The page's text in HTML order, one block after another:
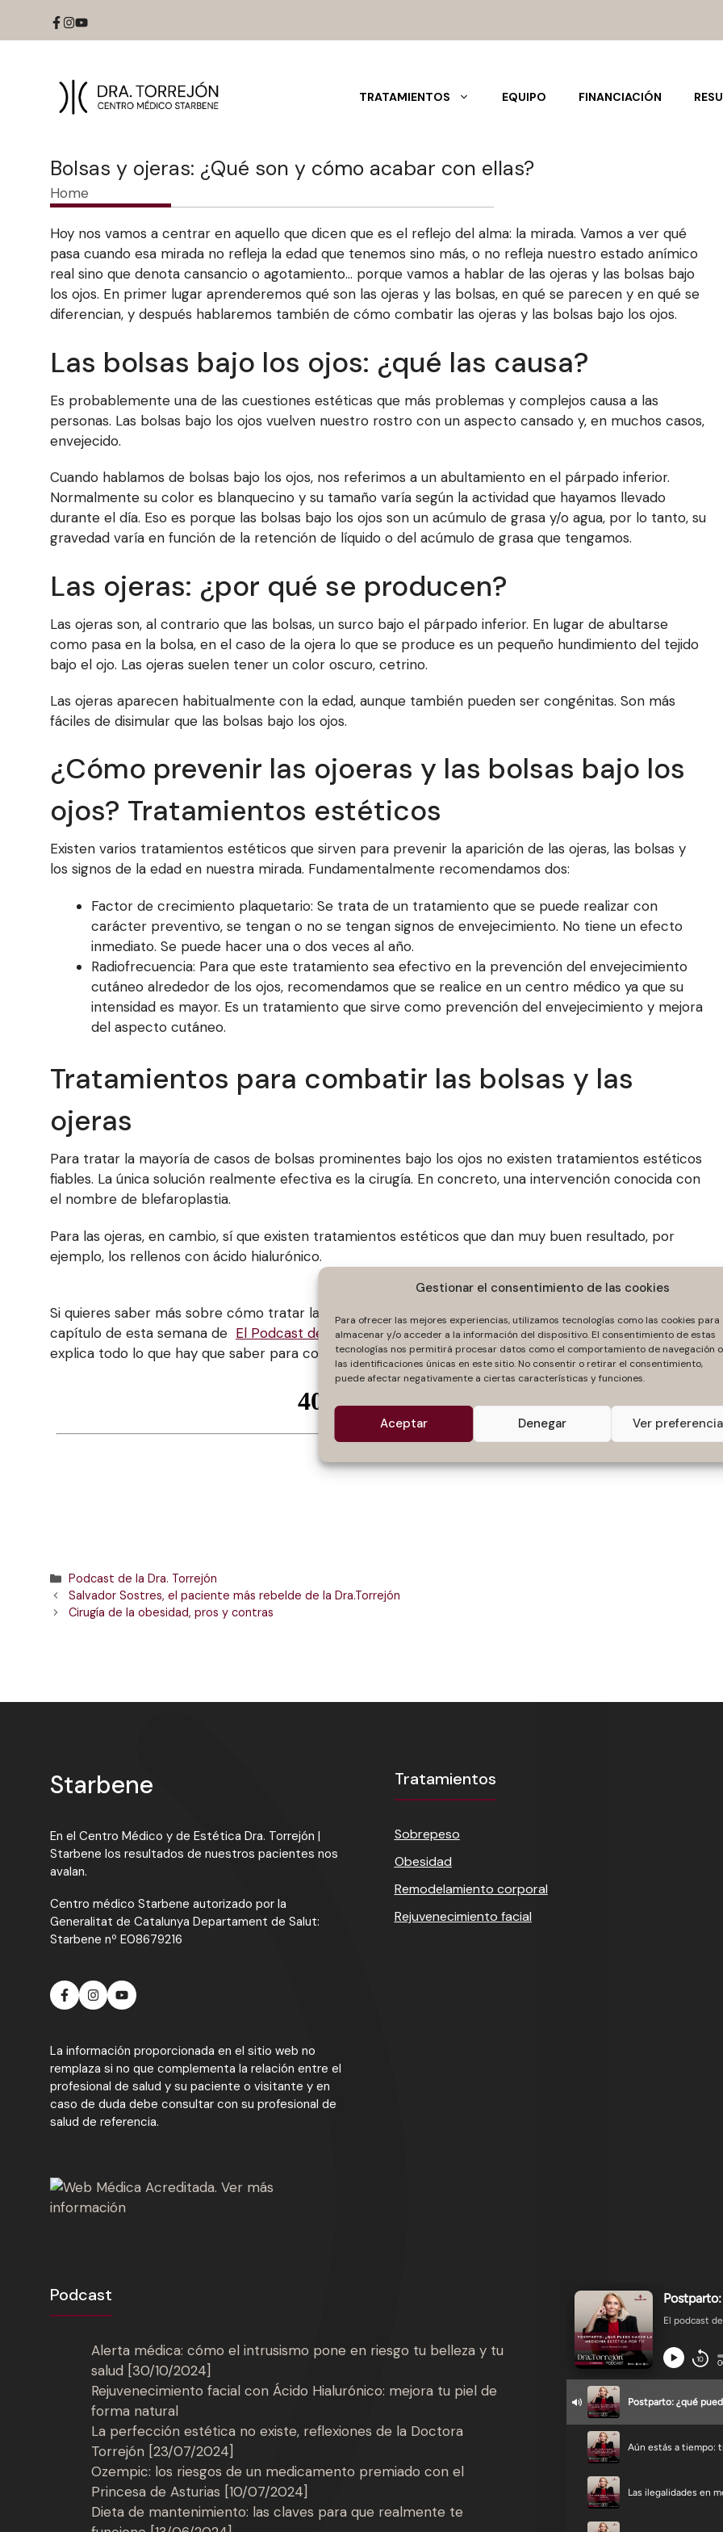
Gestionar el consentimiento de las cookies
Para ofrecer las mejores experiencias, utilizamos tecnologías como las cookies para
almacenar y/o acceder a la información del dispositivo. El consentimiento de estas
tecnologías nos permitirá procesar datos como el comportamiento de navegación o
las identificaciones únicas en este sitio. No consentir o retirar el consentimiento,
puede afectar negativamente a ciertas características y funciones.
Aceptar Denegar Ver
TRATAMIENTOS EQUIPO FINANCIACIÓN
Bolsas y ojeras: ¿Qué son y cómo acabar con ellas?
Home
Hoy nos vamos a centrar en aquello que dicen que es el reflejo del alma: la mirada. Vamos a ver qué
pasa cuando esa mirada no refleja la edad que tenemos sino más, o no refleja nuestro estado anímico
real sino que denota cansancio o agotamiento… porque vamos a hablar de las ojeras y las bolsas bajo
los ojos. En primer lugar aprenderemos qué son las ojeras y las bolsas, en qué se parecen y en qué se
diferencian, y después hablaremos también de cómo combatir las ojeras y las bolsas bajo los ojos.
Las bolsas bajo los ojos: ¿qué las causa?
Es probablemente una de las cuestiones estéticas que más problemas y complejos causa a las
personas. Las bolsas bajo los ojos vuelven nuestro rostro con un aspecto cansado y, en muchos casos,
envejecido.
Cuando hablamos de bolsas bajo los ojos, nos referimos a un abultamiento en el párpado inferior.
Normalmente su color es blanquecino y su tamaño varía según la actividad que hayamos llevado
durante el día. Eso es porque las bolsas bajo los ojos son un acúmulo de grasa y/o agua, por lo tanto, su
gravedad varía en función de la retención de líquido o del acúmulo de grasa que tengamos.
Las ojeras: ¿por qué se producen?
Las ojeras son, al contrario que las bolsas, un surco bajo el párpado inferior. En lugar de abultarse
como pasa en la bolsa, en el caso de la ojera lo que se produce es un pequeño hundimiento del tejido
bajo el ojo. Las ojeras suelen tener un color oscuro, cetrino.
Las ojeras aparecen habitualmente con la edad, aunque también pueden ser congénitas. Son más
fáciles de disimular que las bolsas bajo los ojos.
¿Cómo prevenir las ojoeras y las bolsas bajo los
ojos? Tratamientos estéticos
Existen varios tratamientos estéticos que sirven para prevenir la aparición de las ojeras, las bolsas y
los signos de la edad en nuestra mirada. Fundamentalmente recomendamos dos:
Factor de crecimiento plaquetario: Se trata de un tratamiento que se puede realizar con
carácter preventivo, se tengan o no se tengan signos de envejecimiento. No tiene un efecto
inmediato. Se puede hacer una o dos veces al año.
Radiofrecuencia: Para que este tratamiento sea efectivo en la prevención del envejecimiento
cutáneo alrededor de los ojos, recomendamos que se realice en un centro médico ya que su
intensidad es mayor. Es un tratamiento que sirve como prevención del envejecimiento y mejora
del aspecto cutáneo.
Tratamientos para combatir las bolsas y las
ojeras
Para tratar la mayoría de casos de bolsas prominentes bajo los ojos no existen tratamientos estéticos
fiables. La única solución realmente efectiva es la cirugía. En concreto, una intervención conocida con
el nombre de blefaroplastia.
Para las ojeras, en cambio, sí que existen tratamientos estéticos que dan muy buen resultado, por
ejemplo, los rellenos con ácido hialurónico.
Si quieres saber más sobre cómo tratar las bolsas y las ojeras, te recomendamos que escuches el
capítulo de esta semana de El Podcast de la Doctora Torrejón . En él la doctora Carmen Torrejón nos
explica todo lo que hay que saber para contrarrestar los efectos de la edad en nuestra mirada.
Categorías
Podcast de la Dra. Torrejón
Salvador Sostres, el paciente más rebelde de la Dra.Torrejón
Cirugía de la obesidad, pros y contras
Starbene
En el Centro Médico y de Estética Dra. Torrejón |
Starbene los resultados de nuestros pacientes nos
avalan.
Centro médico Starbene autorizado por la
Generalitat de Catalunya Departament de Salut:
Starbene nº E08679216
La información proporcionada en el sitio web no
remplaza si no que complementa la relación entre el
profesional de salud y su paciente o visitante y en
caso de duda debe consultar con su profesional de
salud de referencia.
Tratamientos
Sobrepeso
Obesidad
Remodelamiento corporal
Rejuvenecimiento facial
Podcast
Alerta médica: cómo el intrusismo pone en riesgo tu belleza y tu
salud [30/10/2024]
Rejuvenecimiento facial con Ácido Hialurónico: mejora tu piel de
forma natural
La perfección estética no existe, reflexiones de la Doctora
Torrejón [23/07/2024]
Ozempic: los riesgos de un medicamento premiado con el
Princesa de Asturias [10/07/2024]
Dieta de mantenimiento: las claves para que realmente te